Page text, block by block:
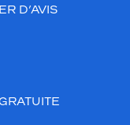
D’AVIS